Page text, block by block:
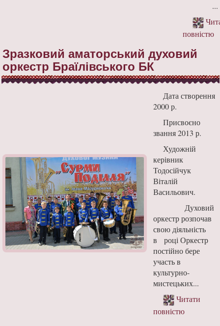
...
повністю
Зразковий аматорський духовий
оркестр Браїлівського БК
Дата створення
2000 р.
Присвоєно
звання 2013 р.
Художній
керівник
Тодосійчук
Віталій
Васильович.
Духовий
оркестр розпочав
свою діяльність
в році Оркестр
постійно бере
участь в
культурно-
мистецьких...
Читати
повністю